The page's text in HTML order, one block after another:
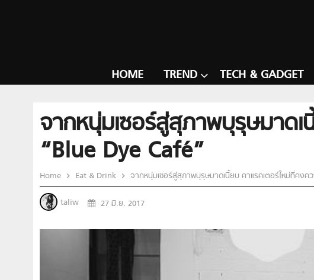
HOME TREND TECH & GADGET
จากหนุ่มเซอร์สู่สุภาพบุรุษมาดเ
“Blue Dye Café”
Home Eat & Drink จากหนุ่มเซอร์สู่สุภาพบุรุษมาดเนี้ยบ คาแรคเตอร์ใหม่ที่คงค
taliw 27 มิ.ย. 2017